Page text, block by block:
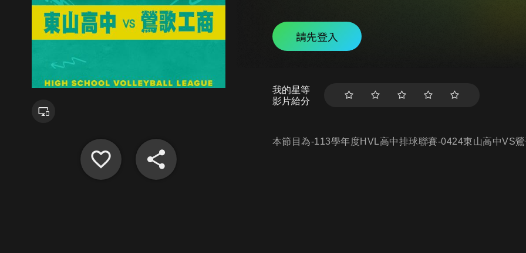
請先登入
我的星等
影片給分
本節目為-113學年度HVL高中排球聯賽-0424東山高中VS